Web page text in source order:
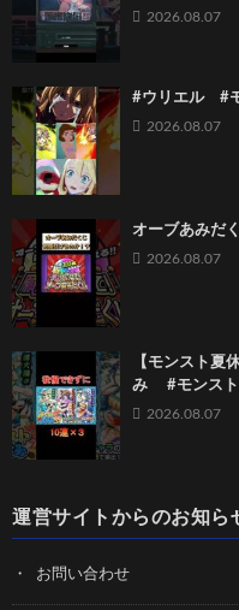
2026.08.07
#ウリエル #
2026.08.07
オーブあみだ
2026.08.07
【モンスト夏
み #モンスト
2026.08.07
運営サイトからのお知ら
お問い合わせ